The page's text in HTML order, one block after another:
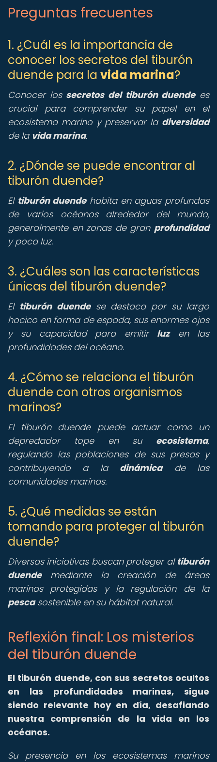
Preguntas frecuentes
1. ¿Cuál es la importancia de
conocer los secretos del tiburón
duende para la vida marina?
Conocer los secretos del tiburón duendees
crucial para comprender su papel en el
ecosistema marino y preservar la diversidad
de la vida marina.
2. ¿Dónde se puede encontrar al
tiburón duende?
El tiburón duendehabita en aguas profundas
de varios océanos alrededor del mundo,
generalmente en zonas de gran profundidad
y poca luz.
3. ¿Cuáles son las características
únicas del tiburón duende?
El tiburón duendese destaca por su largo
hocico en forma de espada, sus enormes ojos
y su capacidad para emitir luzen las
profundidades del océano.
4. ¿Cómo se relaciona el tiburón
duende con otros organismos
marinos?
El tiburón duende puede actuar como un
depredador tope en su ecosistema,
regulando las poblaciones de sus presas y
contribuyendo a la dinámicade las
comunidades marinas.
5. ¿Qué medidas se están
tomando para proteger al tiburón
duende?
Diversas iniciativas buscan proteger al tiburón
duendemediante la creación de áreas
marinas protegidas y la regulación de la
pescasostenible en su hábitat natural.
Reflexión final: Los misterios
del tiburón duende
El tiburón duende, con sus secretos ocultos
en las profundidades marinas, sigue
siendo relevante hoy en día, desafiando
nuestra comprensión de la vida en los
océanos.
Su presencia en los ecosistemas marinos